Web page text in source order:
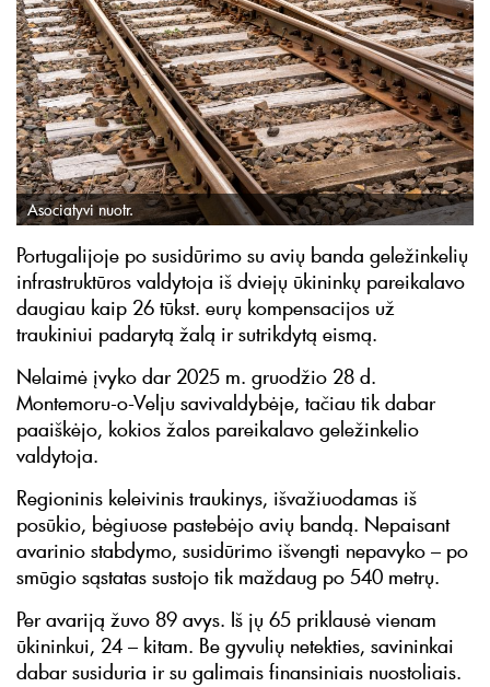
Asociatyvi nuotr.
Portugalijoje po susidūrimo su avių banda geležinkelių
infrastruktūros valdytoja iš dviejų ūkininkų pareikalavo
daugiau kaip 26 tūkst. eurų kompensacijos už
traukiniui padarytą žalą ir sutrikdytą eismą.
Nelaimė įvyko dar 2025 m. gruodžio 28 d.
Montemoru-o-Velju savivaldybėje, tačiau tik dabar
paaiškėjo, kokios žalos pareikalavo geležinkelio
valdytoja.
Regioninis keleivinis traukinys, išvažiuodamas iš
posūkio, bėgiuose pastebėjo avių bandą. Nepaisant
avarinio stabdymo, susidūrimo išvengti nepavyko – po
smūgio sąstatas sustojo tik maždaug po 540 metrų.
Per avariją žuvo 89 avys. Iš jų 65 priklausė vienam
ūkininkui, 24 – kitam. Be gyvulių netekties, savininkai
dabar susiduria ir su galimais finansiniais nuostoliais.